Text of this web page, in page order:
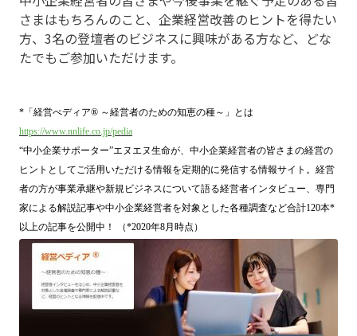
さまはもちろんのこと、企業経営改善のヒントを得たい
方、3名の登壇者のビジネスに興味がある方など、どな
たでもご参加いただけます。
* 「経営ぺディア® ～経営者のための知恵の種～」とは
https://www.nnlife.co.jp/pedia
“中小企業サポーター”エヌエヌ生命が、中小企業経営者の皆さまの経営の
ヒントとしてご活用いただける情報を定期的に発信する情報サイト。経営
者の方が事業承継や新規ビジネスについて語る経営者インタビュー、専門
家による解説記事や中小企業経営者を対象とした各種調査など合計120本*
以上の記事を公開中！ （*2020年8月時点）